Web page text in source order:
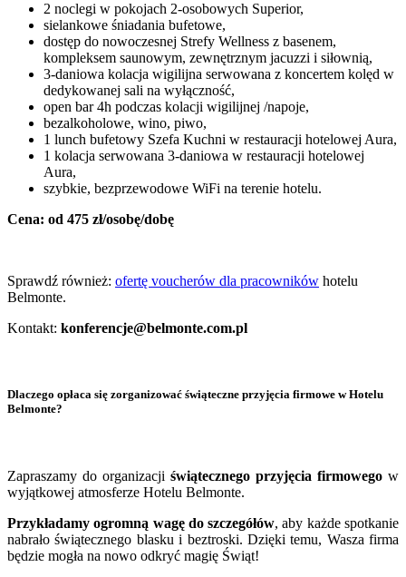
2 noclegi w pokojach 2-osobowych Superior,
sielankowe śniadania bufetowe,
dostęp do nowoczesnej Strefy Wellness z basenem,
kompleksem saunowym, zewnętrznym jacuzzi i siłownią,
3-daniowa kolacja wigilijna serwowana z koncertem kolęd w
dedykowanej sali na wyłączność,
open bar 4h podczas kolacji wigilijnej /napoje,
bezalkoholowe, wino, piwo,
1 lunch bufetowy Szefa Kuchni w restauracji hotelowej Aura,
1 kolacja serwowana 3-daniowa w restauracji hotelowej
Aura,
szybkie, bezprzewodowe WiFi na terenie hotelu.
Cena: od 475 zł/osobę/dobę
Sprawdź również: ofertę voucherów dla pracowników hotelu
Belmonte.
Kontakt: konferencje@belmonte.com.pl
Dlaczego opłaca się zorganizować świąteczne przyjęcia firmowe w Hotelu
Belmonte?
Zapraszamy do organizacji świątecznego przyjęcia firmowego w
wyjątkowej atmosferze Hotelu Belmonte.
Przykładamy ogromną wagę do szczegółów, aby każde spotkanie
nabrało świątecznego blasku i beztroski. Dzięki temu, Wasza firma
będzie mogła na nowo odkryć magię Świąt!